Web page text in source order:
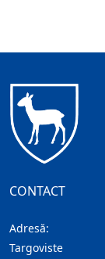
CONTACT
Adresă:
Targoviste